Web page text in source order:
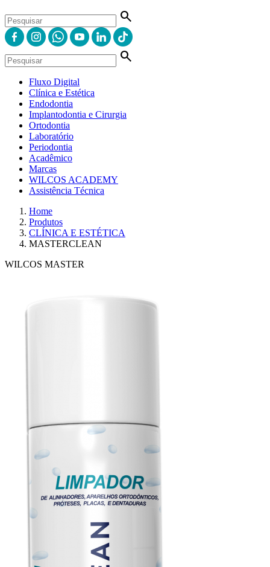
search
search
Fluxo Digital
Clínica e Estética
Endodontia
Implantodontia e Cirurgia
Ortodontia
Laboratório
Periodontia
Acadêmico
Marcas
WILCOS ACADEMY
Assistência Técnica
Home
Produtos
CLÍNICA E ESTÉTICA
MASTERCLEAN
WILCOS MASTER